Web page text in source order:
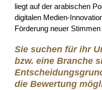
liegt auf der arabischen
digitalen Medien-
Förderung neuer
Sie suchen für ihr
bzw. eine Branche
die Bewertung